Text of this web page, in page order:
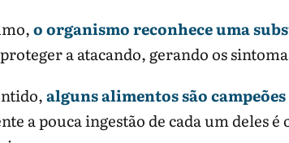
o organismo reconhece uma
a atacando, gerando os
alguns alimentos são
a pouca ingestão de cada um deles